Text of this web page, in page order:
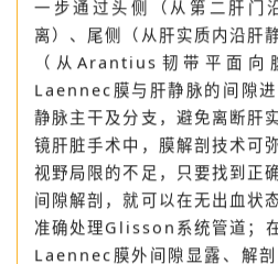
更简便高效，且能减少对肝内
剖技术可精准分离肝实质与肝
一步通过头侧（从第二肝门
离）、尾侧（从肝实质内沿肝
（从Arantius韧带平面向
Laennec膜与肝静脉的间隙进
静脉主干及分支，避免离断肝
镜肝脏手术中，膜解剖技术可
视野局限的不足，只要找到正
间隙解剖，就可以在无出血状